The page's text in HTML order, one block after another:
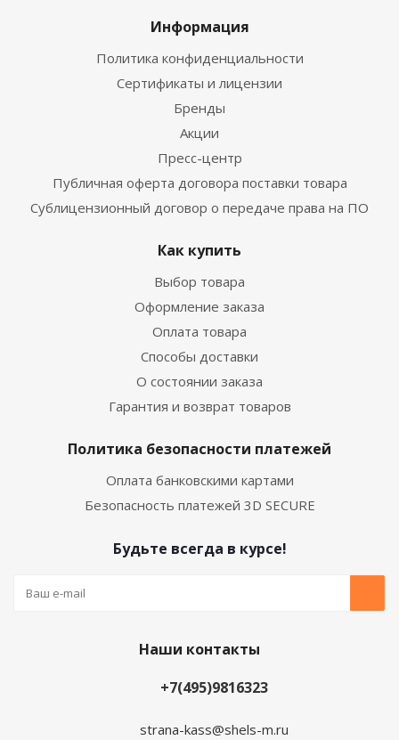
Информация
Политика конфиденциальности
Сертификаты и лицензии
Бренды
Акции
Пресс-центр
Публичная оферта договора поставки товара
Сублицензионный договор о передаче права на ПО
Как купить
Выбор товара
Оформление заказа
Оплата товара
Способы доставки
О состоянии заказа
Гарантия и возврат товаров
Политика безопасности платежей
Оплата банковскими картами
Безопасность платежей 3D SECURE
Будьте всегда в курсе!
Наши контакты
+7(495)9816323
strana-kass@shels-m.ru